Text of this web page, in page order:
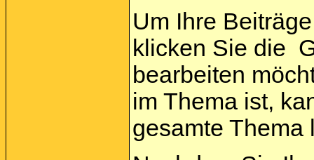
Um Ihre
klicken Sie die
bearbeiten
im Thema ist,
gesamte Thema